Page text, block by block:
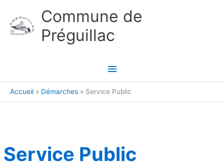
Commune de
Préguillac
Menu
principal
Accueil Démarches Service Public
Service Public